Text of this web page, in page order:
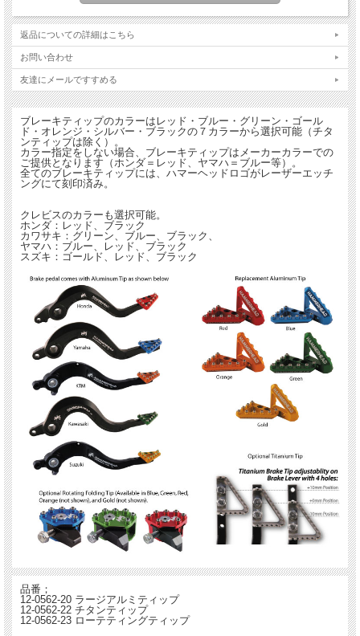
返品についての詳細はこちら
お問い合わせ
友達にメールですすめる
ブレーキティップのカラーはレッド・ブルー・グリーン・ゴール
ド・オレンジ・シルバー・ブラックの７カラーから選択可能（チタ
ンティップは除く）。
カラー指定をしない場合、ブレーキティップはメーカーカラーでの
ご提供となります（ホンダ＝レッド、ヤマハ＝ブルー等）。
全てのブレーキティップには、ハマーヘッドロゴがレーザーエッチ
ングにて刻印済み。
クレビスのカラーも選択可能。
ホンダ：レッド、ブラック
カワサキ：グリーン、ブルー、ブラック、
ヤマハ：ブルー、レッド、ブラック
スズキ：ゴールド、レッド、ブラック
品番；
12-0562-20 ラージアルミティップ
12-0562-22 チタンティップ
12-0562-23 ローテティングティップ